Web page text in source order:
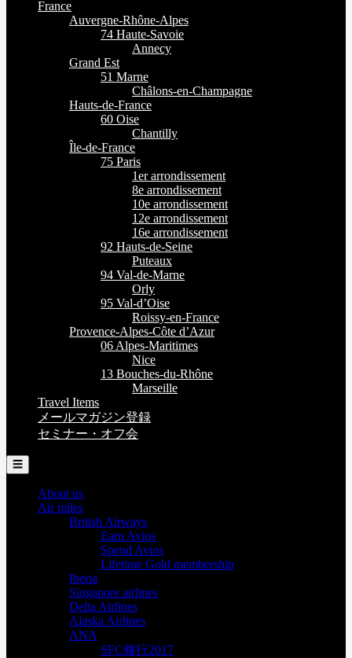
France
Auvergne-Rhône-Alpes
74 Haute-Savoie
Annecy
Grand Est
51 Marne
Châlons-en-Champagne
Hauts-de-France
60 Oise
Chantilly
Île-de-France
75 Paris
1er arrondissement
8e arrondissement
10e arrondissement
12e arrondissement
16e arrondissement
92 Hauts-de-Seine
Puteaux
94 Val-de-Marne
Orly
95 Val-d’Oise
Roissy-en-France
Provence-Alpes-Côte d’Azur
06 Alpes-Maritimes
Nice
13 Bouches-du-Rhône
Marseille
Travel Items
メールマガジン登録
セミナー・オフ会
☰
About us
Air miles
British Airways
Earn Avios
Spend Avios
Lifetime Gold membership
Iberia
Singapore airlines
Delta Airlines
Alaska Airlines
ANA
SFC修行2017